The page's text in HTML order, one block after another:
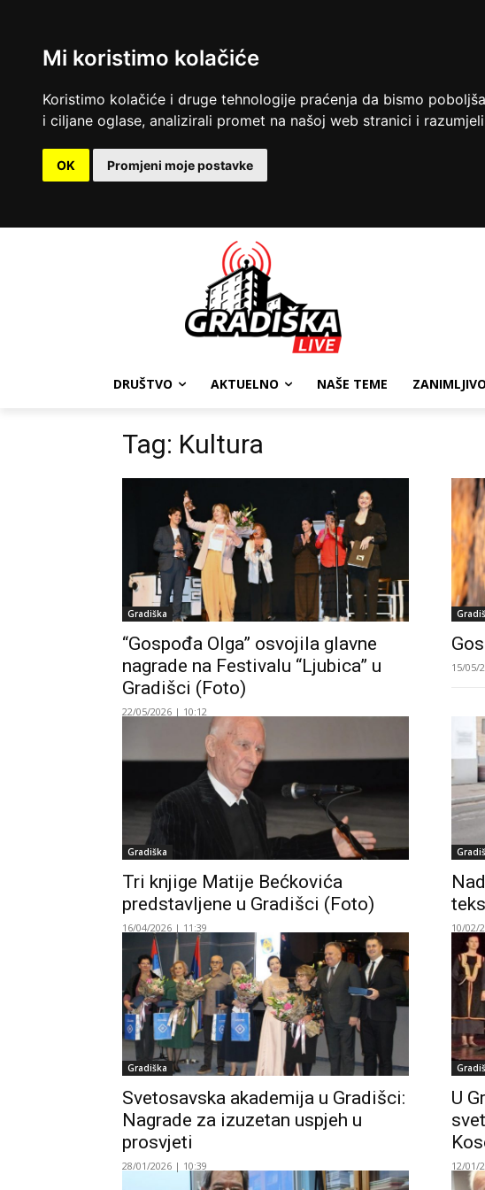
Mi koristimo kolačiće
Koristimo kolačiće i druge tehnologije praćenja da bismo
i ciljane oglase, analizirali promet na našoj web stranici i
OK Promjeni moje postavke
DRUŠTVO AKTUELNO NAŠE TEME
Tag: Kultura
Gradiška
“Gospođa Olga” osvojila glavne
nagrade na Festivalu “Ljubica” u
Gradišci (Foto)
22/05/2026 | 10:12
15/05/
Gradiška
Tri knjige Matije Bećkovića
predstavljene u Gradišci (Foto)
16/04/2026 | 11:39 10/02/
Gradiška
Svetosavska akademija u Gradišci:
Nagrade za izuzetan uspjeh u
prosvjeti
28/01/2026 | 10:39
U
12/01/